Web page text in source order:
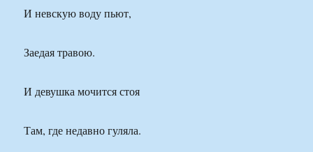
И невскую воду пьют,
Заедая травою.
И девушка мочится стоя
Там, где недавно гуляла.